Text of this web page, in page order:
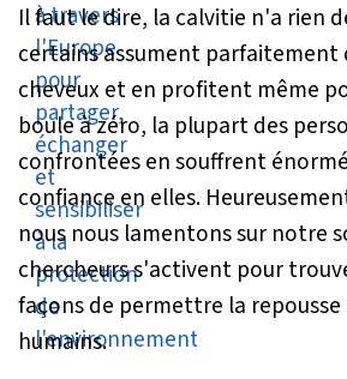
Il faut le dire, la calvitie n'a rien
certains assument parfaitement
cheveux et en profitent même
boule à zéro, la plupart des
confrontées en souffrent
confiance en elles.
nous nous lamentons sur notre
chercheurs s'activent pour
façons de permettre la repousse
humains.